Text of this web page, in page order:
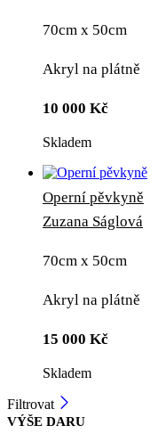
70cm x 50cm
Akryl na plátně
10 000 Kč
Skladem
Operní pěvkyně
Zuzana Ságlová
70cm x 50cm
Akryl na plátně
15 000 Kč
Skladem
Filtrovat
VÝŠE DARU